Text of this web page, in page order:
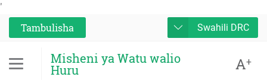
'
Tambulisha
Swahili DRC
Misheni ya Watu walio
Huru A+